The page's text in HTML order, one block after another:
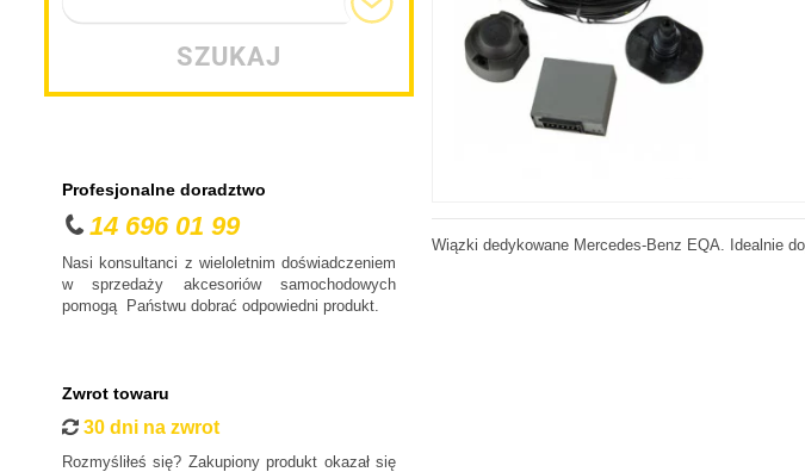
Wiązki dedykowane Mercedes-Benz EQA. Idealnie
SZUKAJ
Profesjonalne doradztwo
14 696 01 99
Nasi konsultanci z wieloletnim doświadczeniem
w sprzedaży akcesoriów samochodowych
pomogą Państwu dobrać odpowiedni produkt.
Zwrot towaru
30 dni na zwrot
Rozmyśliłeś się? Zakupiony produkt okazał się